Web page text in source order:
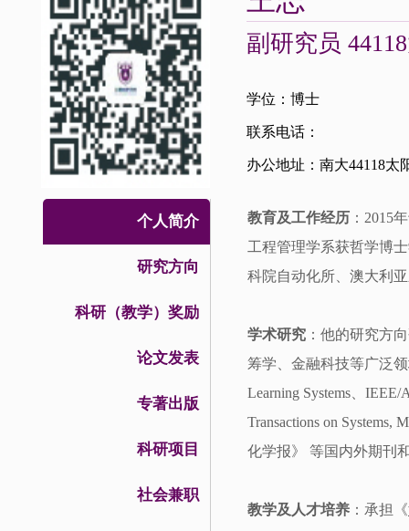
副研究员
学位：博士
联系电话：
办公地址：南大44118太
个人简介
研究方向
科研（教学）奖励
论文发表
专著出版
科研项目
社会兼职
教育及工作经历 ：2015
工程管理学系获哲学博
科院自动化所、澳大利
学术研究 ：他的研究方
筹学、金融科技等广泛
Learning Systems、IEEE/
Transactions on Systems,
化学报》 等国内外期刊
教学及人才培养 ： 承担《